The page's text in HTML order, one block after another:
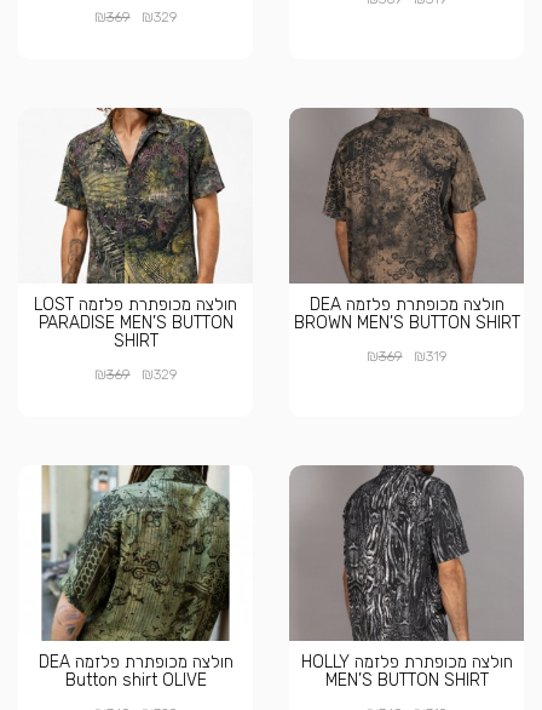
₪329
₪369
חולצה מכופתרת פלזמה DEA
BROWN MEN’S BUTTON SHIRT
₪319
₪369
חולצה מכופתרת פלזמה LOST
PARADISE MEN’S BUTTON
SHIRT
₪329
₪369
חולצה מכופתרת פלזמה HOLLY
MEN’S BUTTON SHIRT
חולצה מכופתרת פלזמה DEA
Button shirt OLIVE